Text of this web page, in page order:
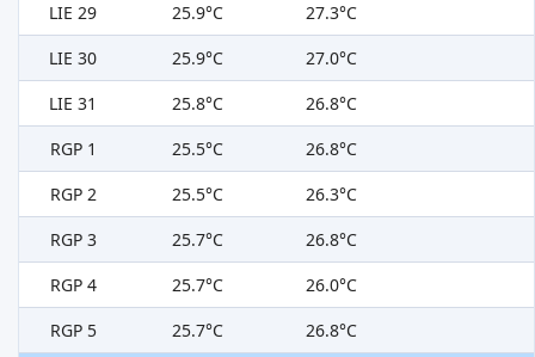
LIE 29
25.9°C
27.3°C
LIE 30
25.9°C
27.0°C
LIE 31
25.8°C
26.8°C
RGP 1
25.5°C
26.8°C
RGP 2
25.5°C
26.3°C
RGP 3
25.7°C
26.8°C
RGP 4
25.7°C
26.0°C
RGP 5
25.7°C
26.8°C